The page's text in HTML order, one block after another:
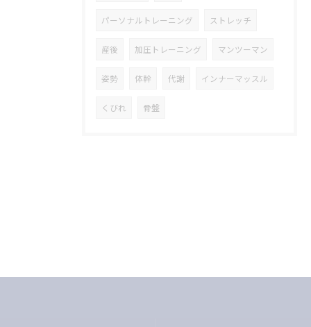
パーソナルトレーニング ストレッチ
産後 加圧トレーニング マンツーマン
姿勢 体幹 代謝 インナーマッスル
くびれ 骨盤